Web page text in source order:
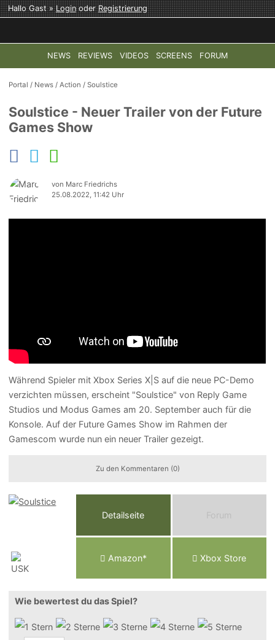
Hallo Gast »LoginoderRegistrierung
NEWS REVIEWS VIDEOS SCREENS FORUM
TOP-THEMEN: COD: MODERN WARFARE 4 HALO:
Portal / News /Action /Soulstice
Soulstice - Neuer Trailer von der Future
Games Show
von Marc Friedrichs
25.08.2022, 11:42 Uhr
Während Spieler mit Xbox Series X|S auf die neue PC-Demo
verzichten müssen, erscheint "Soulstice" von Reply Game
Studios und Modus Games am 20. September auch für die
Konsole. Auf der Future Games Show im Rahmen der
Gamescom wurde nun ein neuer Trailer gezeigt.
Zu den Kommentaren (0)
Detailseite Forum
Amazon* Xbox Store
Wie bewertest du das Spiel?